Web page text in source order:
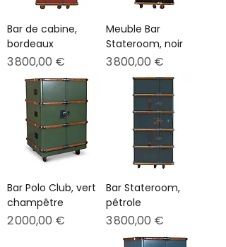
Bar de cabine,
bordeaux
Prix
3 800,00 €
Meuble Bar
Stateroom, noir
Prix
3 800,00 €
Bar Polo Club, vert
champêtre
Prix
2 000,00 €
Bar Stateroom,
pétrole
Prix
3 800,00 €